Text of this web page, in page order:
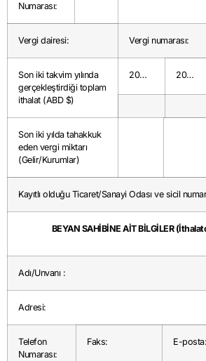
Numarası:
Vergi dairesi: Vergi numarası:
Son iki takvim yılında
gerçekleştirdiği toplam
ithalat (ABD $)
20… 20…
Son iki yılda tahakkuk
eden vergi miktarı
(Gelir/Kurumlar)
Kayıtlı olduğu Ticaret/Sanayi Odası ve sicil
BEYAN SAHİBİNE AİT BİLGİLER
Adı/Unvanı :
Adresi:
Telefon
Numarası:
Faks: E-posta: